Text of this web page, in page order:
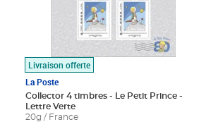
Livraison offerte
La Poste
Collector 4 timbres - Le Petit Prince -
Lettre Verte
20g / France